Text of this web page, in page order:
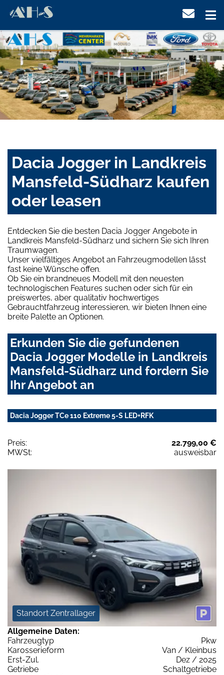
Dacia Jogger in Landkreis
Mansfeld-Südharz kaufen
oder leasen
Entdecken Sie die besten Dacia Jogger Angebote in
Landkreis Mansfeld-Südharz und sichern Sie sich Ihren
Traumwagen.
Unser vielfältiges Angebot an Fahrzeugmodellen lässt
fast keine Wünsche offen.
Ob Sie ein brandneues Modell mit den neuesten
technologischen Features suchen oder sich für ein
preiswertes, aber qualitativ hochwertiges
Gebrauchtfahrzeug interessieren, wir bieten Ihnen eine
breite Palette an Optionen.
Erkunden Sie die gefundenen
Dacia Jogger Modelle in Landkreis
Mansfeld-Südharz und fordern Sie
Ihr Angebot an
Dacia Jogger TCe 110 Extreme 5-S LED+RFK
Preis:
22.799,00 €
MWSt:
ausweisbar
Standort Zentrallager
Allgemeine Daten:
Fahrzeugtyp
Pkw
Karosserieform
Van / Kleinbus
Erst-Zul.
Dez / 2025
Getriebe
Schaltgetriebe